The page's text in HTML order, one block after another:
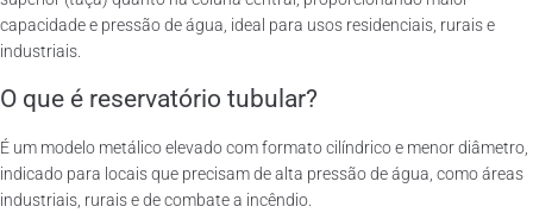
capacidade e pressão de água, ideal para usos residenciais, rurais e
industriais.
O que é reservatório tubular?
É um modelo metálico elevado com formato cilíndrico e menor diâmetro,
indicado para locais que precisam de alta pressão de água, como áreas
industriais, rurais e de combate a incêndio.